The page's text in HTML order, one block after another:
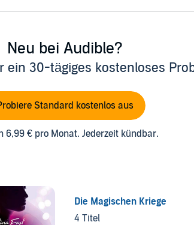
Neu bei Audible?
ein 30-tägiges kostenloses
Standard kostenlos aus
6,99 € pro Monat. Jederzeit kündbar.
Die Magischen Kriege
4 Titel